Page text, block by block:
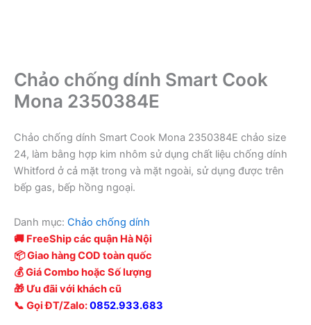
Chảo chống dính Smart Cook
Mona 2350384E
Chảo chống dính Smart Cook Mona 2350384E chảo size
24, làm bằng hợp kim nhôm sử dụng chất liệu chống dính
Whitford ở cả mặt trong và mặt ngoài, sử dụng được trên
bếp gas, bếp hồng ngoại.
Danh mục: Chảo chống dính
🚚 FreeShip các quận Hà Nội
📦 Giao hàng COD toàn quốc
💰 Giá Combo hoặc Số lượng
🎁 Ưu đãi với khách cũ
📞 Gọi ĐT/Zalo:0852.933.683